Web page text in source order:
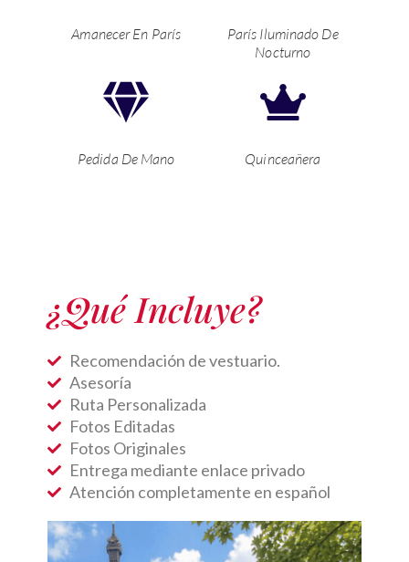
Amanecer En París
París Iluminado De
Nocturno
Pedida De Mano Quinceañera
¿Qué Incluye?
Recomendación de vestuario.
Asesoría
Ruta Personalizada
Fotos Editadas
Fotos Originales
Entrega mediante enlace privado
Atención completamente en español